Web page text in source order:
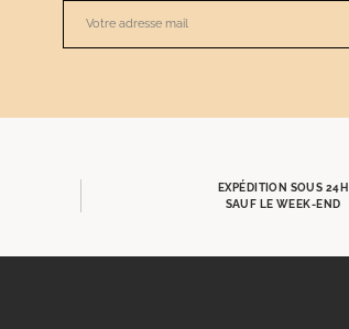
EXPÉDITION SOUS 24H
SAUF LE WEEK-END